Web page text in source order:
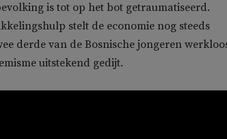
is tot op het bot getraumatiseerd.
stelt de economie nog steeds
derde van de Bosnische jongeren
uitstekend gedijt.